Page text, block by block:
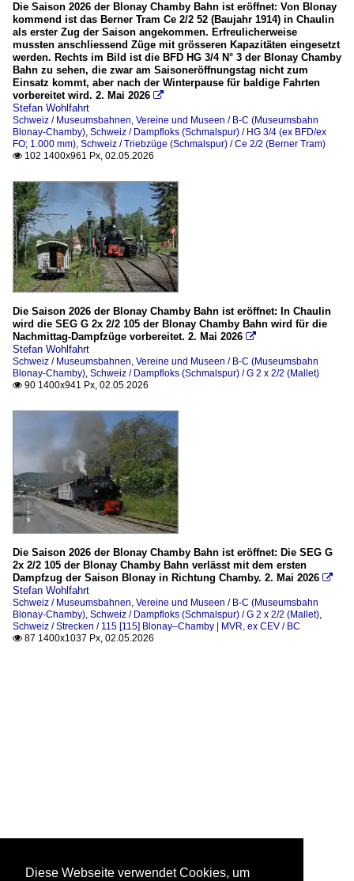
Die Saison 2026 der Blonay Chamby Bahn ist eröffnet: Von Blonay
kommend ist das Berner Tram Ce 2/2 52 (Baujahr 1914) in Chaulin
als erster Zug der Saison angekommen. Erfreulicherweise
mussten anschliessend Züge mit grösseren Kapazitäten eingesetzt
werden. Rechts im Bild ist die BFD HG 3/4 N° 3 der Blonay Chamby
Bahn zu sehen, die zwar am Saisoneröffnungstag nicht zum
Einsatz kommt, aber nach der Winterpause für baldige Fahrten
vorbereitet wird. 2. Mai 2026 
Stefan Wohlfahrt
Schweiz / Museumsbahnen, Vereine und Museen / B-C (Museumsbahn
Blonay-Chamby), Schweiz / Dampfloks (Schmalspur) / HG 3/4 (ex BFD/ex
FO; 1.000 mm), Schweiz / Triebzüge (Schmalspur) / Ce 2/2 (Berner Tram)
 102 1400x961 Px, 02.05.2026
Die Saison 2026 der Blonay Chamby Bahn ist eröffnet: In Chaulin
wird die SEG G 2x 2/2 105 der Blonay Chamby Bahn wird für die
Nachmittag-Dampfzüge vorbereitet. 2. Mai 2026 
Stefan Wohlfahrt
Schweiz / Museumsbahnen, Vereine und Museen / B-C (Museumsbahn
Blonay-Chamby), Schweiz / Dampfloks (Schmalspur) / G 2 x 2/2 (Mallet)
 90 1400x941 Px, 02.05.2026
Die Saison 2026 der Blonay Chamby Bahn ist eröffnet: Die SEG G
2x 2/2 105 der Blonay Chamby Bahn verlässt mit dem ersten
Dampfzug der Saison Blonay in Richtung Chamby. 2. Mai 2026 
Stefan Wohlfahrt
Schweiz / Museumsbahnen, Vereine und Museen / B-C (Museumsbahn
Blonay-Chamby), Schweiz / Dampfloks (Schmalspur) / G 2 x 2/2 (Mallet),
Schweiz / Strecken / 115 [115] Blonay–Chamby | MVR, ex CEV / BC
 87 1400x1037 Px, 02.05.2026
Diese Webseite verwendet Cookies, um